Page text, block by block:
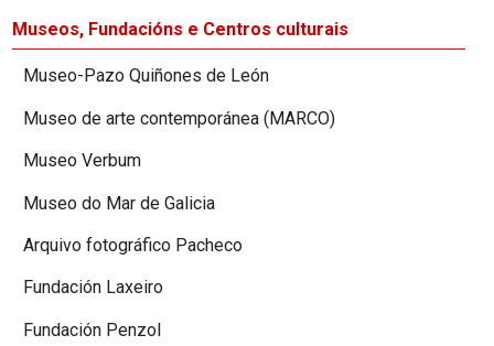
Museos, Fundacións e Centros culturais
Museo-Pazo Quiñones de León
Museo de arte contemporánea (MARCO)
Museo Verbum
Museo do Mar de Galicia
Arquivo fotográfico Pacheco
Fundación Laxeiro
Fundación Penzol